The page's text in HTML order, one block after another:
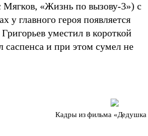
Мягков, «Жизнь по вызову-3») с
у главного героя появляется
уместил в короткой
и при этом сумел не
Кадры из фильма